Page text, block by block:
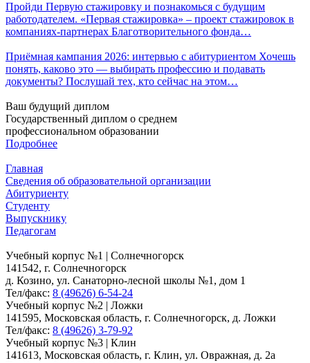
Пройди Первую стажировку и познакомься с будущим
работодателем. «Первая стажировка» – проект стажировок в
компаниях-партнерах Благотворительного фонда…
Приёмная кампания 2026: интервью с абитуриентом Хочешь
понять, каково это — выбирать профессию и подавать
документы? Послушай тех, кто сейчас на этом…
Ваш будущий диплом
Государственный диплом о среднем
профессиональном образовании
Подробнее
Главная
Сведения об образовательной организации
Абитуриенту
Студенту
Выпускнику
Педагогам
Учебный корпус №1 | Солнечногорск
141542, г. Солнечногорск
д. Козино, ул. Санаторно-лесной школы №1, дом 1
Тел/факс: 8 (49626) 6-54-24
Учебный корпус №2 | Ложки
141595, Московская область, г. Солнечногорск, д. Ложки
Тел/факс: 8 (49626) 3-79-92
Учебный корпус №3 | Клин
141613, Московская область, г. Клин, ул. Овражная, д. 2а